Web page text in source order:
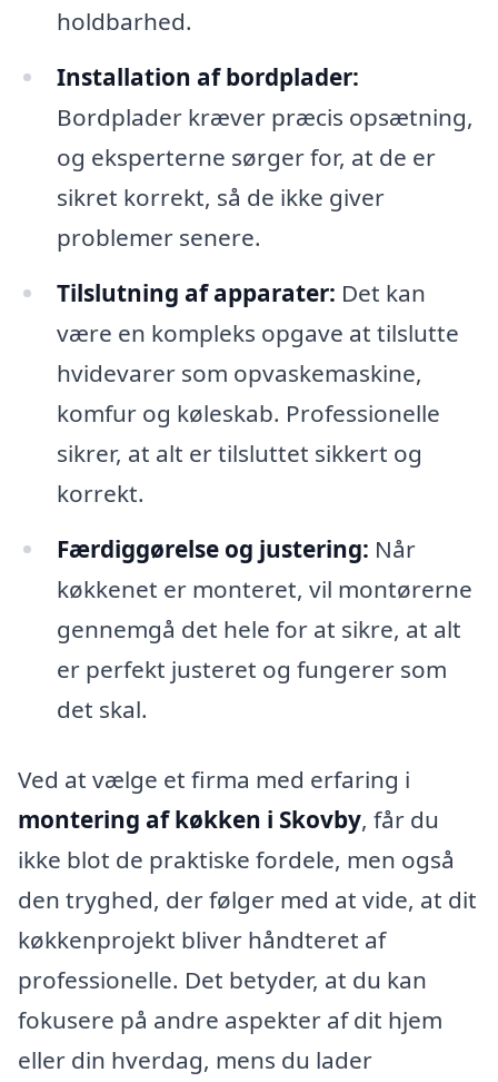
holdbarhed.
Installation af bordplader:
Bordplader kræver præcis opsætning,
og eksperterne sørger for, at de er
sikret korrekt, så de ikke giver
problemer senere.
Tilslutning af apparater: Det kan
være en kompleks opgave at tilslutte
hvidevarer som opvaskemaskine,
komfur og køleskab. Professionelle
sikrer, at alt er tilsluttet sikkert og
korrekt.
Færdiggørelse og justering: Når
køkkenet er monteret, vil montørerne
gennemgå det hele for at sikre, at alt
er perfekt justeret og fungerer som
det skal.
Ved at vælge et firma med erfaring i
montering af køkken i Skovby, får du
ikke blot de praktiske fordele, men også
den tryghed, der følger med at vide, at dit
køkkenprojekt bliver håndteret af
professionelle. Det betyder, at du kan
fokusere på andre aspekter af dit hjem
eller din hverdag, mens du lader